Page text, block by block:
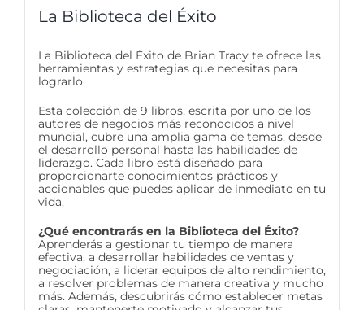
La Biblioteca del Éxito
La Biblioteca del Éxito de Brian Tracy te ofrece las
herramientas y estrategias que necesitas para
lograrlo.
Esta colección de 9 libros, escrita por uno de los
autores de negocios más reconocidos a nivel
mundial, cubre una amplia gama de temas, desde
el desarrollo personal hasta las habilidades de
liderazgo. Cada libro está diseñado para
proporcionarte conocimientos prácticos y
accionables que puedes aplicar de inmediato en tu
vida.
¿Qué encontrarás en la Biblioteca del Éxito?
Aprenderás a gestionar tu tiempo de manera
efectiva, a desarrollar habilidades de ventas y
negociación, a liderar equipos de alto rendimiento,
a resolver problemas de manera creativa y mucho
más. Además, descubrirás cómo establecer metas